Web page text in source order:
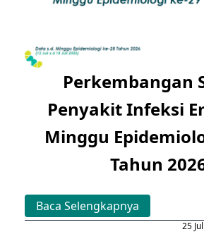
Perkembangan
Penyakit Infeksi
Minggu
Tahun
Baca Selengkapnya
25